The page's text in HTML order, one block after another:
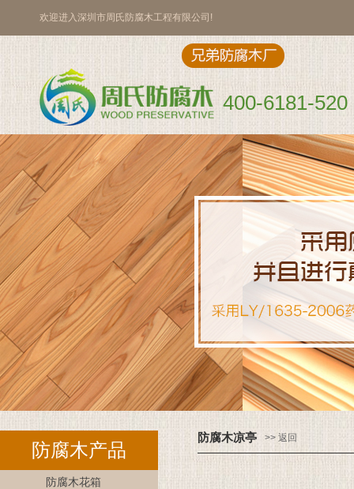
欢迎进入深圳市周氏防腐木工程有限公司!
400-6181-520
防腐木产品
防腐木花箱
防腐木凉亭 >> 返回